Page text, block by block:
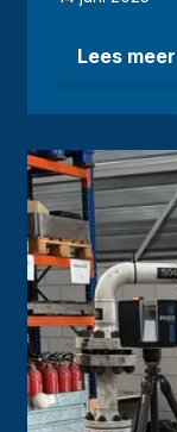
Lees meer